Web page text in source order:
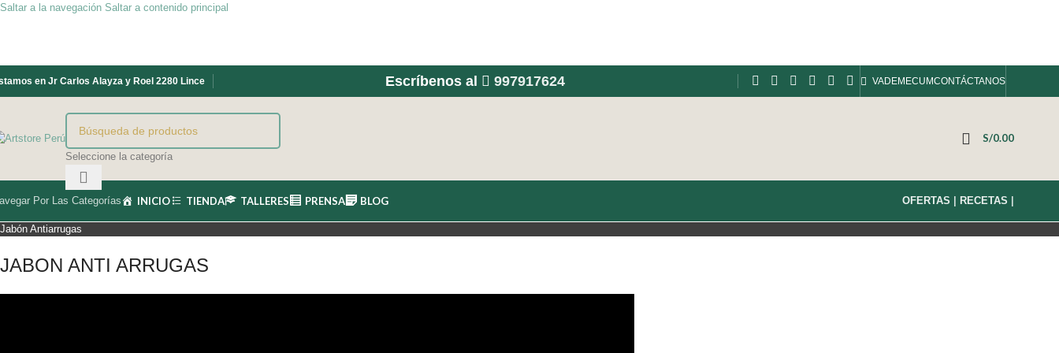
Saltar a la navegación Saltar a contenido principal
en Jr Carlos Alayza y Roel 2280 Lince Escríbenos al 997917624 VADEMECUMCONTÁCTANOS
Seleccione la categoría
S/0.00
Por Las Categorías INICIO TIENDA TALLERES PRENSA BLOG OFERTAS RECETAS
Jabón Antiarrugas
JABON ANTI ARRUGAS